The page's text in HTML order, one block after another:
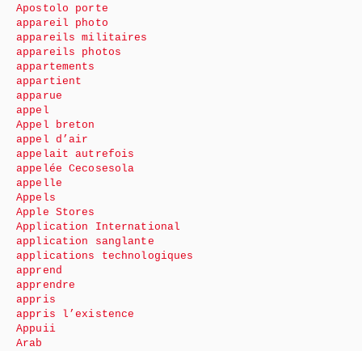
Apostolo porte
appareil photo
appareils militaires
appareils photos
appartements
appartient
apparue
appel
Appel breton
appel d’air
appelait autrefois
appelée Cecosesola
appelle
Appels
Apple Stores
Application International
application sanglante
applications technologiques
apprend
apprendre
appris
appris l’existence
Appuii
Arab